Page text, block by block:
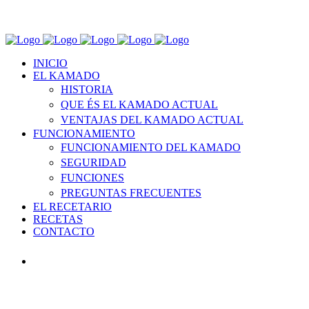
INICIO
EL KAMADO
HISTORIA
QUE ÉS EL KAMADO ACTUAL
VENTAJAS DEL KAMADO ACTUAL
FUNCIONAMIENTO
FUNCIONAMIENTO DEL KAMADO
SEGURIDAD
FUNCIONES
PREGUNTAS FRECUENTES
EL RECETARIO
RECETAS
CONTACTO